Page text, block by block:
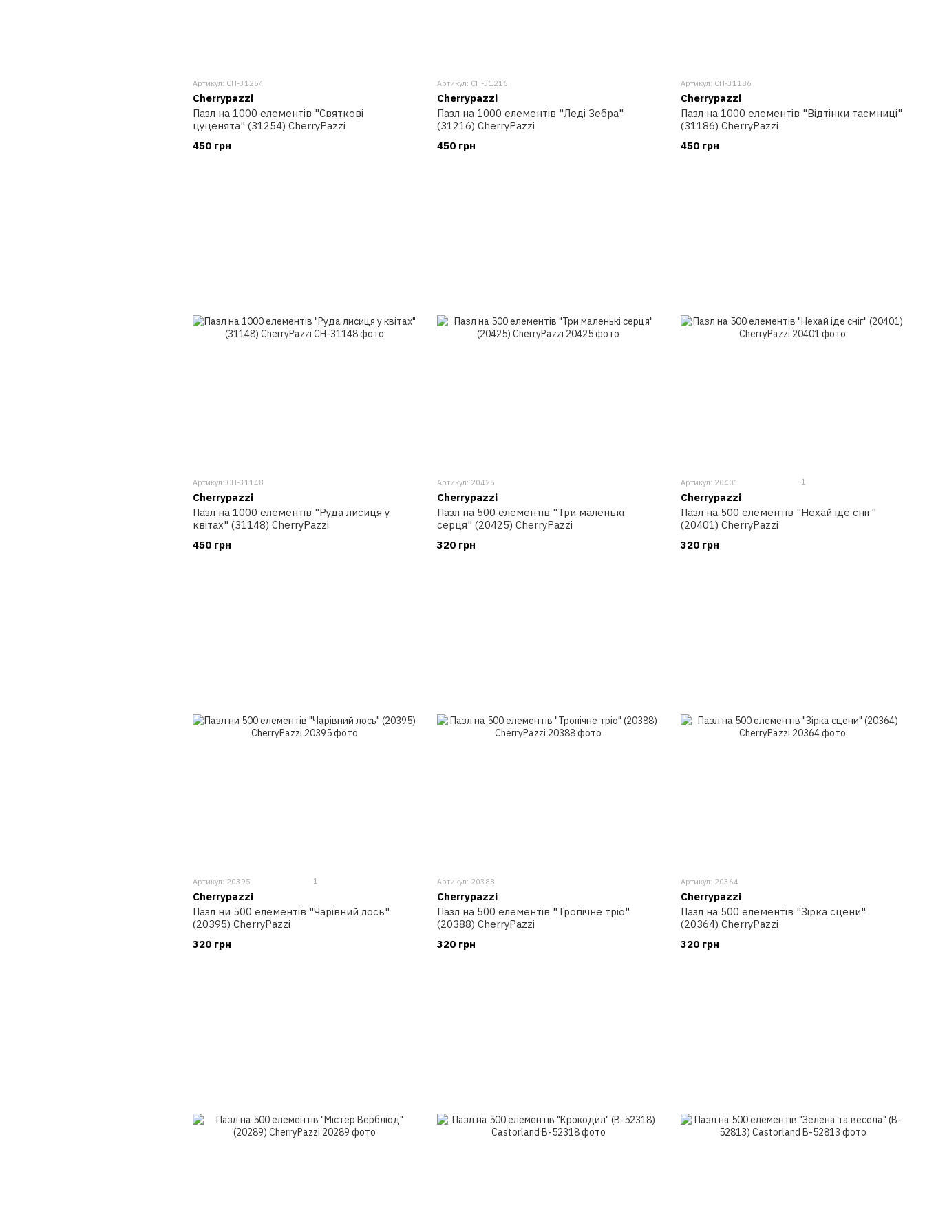
Артикул: CH-31254
Cherrypazzi
Пазл на 1000 елементів "Святкові
цуценята" (31254) CherryPazzi
450 грн
Артикул: CH-31216
Cherrypazzi
Пазл на 1000 елементів "Леді Зебра"
(31216) CherryPazzi
450 грн
Артикул: CH-31186
Cherrypazzi
Пазл на 1000 елементів "Відтінки таємниці"
(31186) CherryPazzi
450 грн
Артикул: CH-31148
Cherrypazzi
Пазл на 1000 елементів "Руда лисиця у
квітах" (31148) CherryPazzi
450 грн
Артикул: 20425
Cherrypazzi
Пазл на 500 елементів "Три маленькі
серця" (20425) CherryPazzi
320 грн
Артикул: 20401 1
Cherrypazzi
Пазл на 500 елементів "Нехай іде сніг"
(20401) CherryPazzi
320 грн
Артикул: 20395 1
Cherrypazzi
Пазл ни 500 елементів "Чарівний лось"
(20395) CherryPazzi
320 грн
Артикул: 20388
Cherrypazzi
Пазл на 500 елементів "Тропічне тріо"
(20388) CherryPazzi
320 грн
Артикул: 20364
Cherrypazzi
Пазл на 500 елементів "Зірка сцени"
(20364) CherryPazzi
320 грн